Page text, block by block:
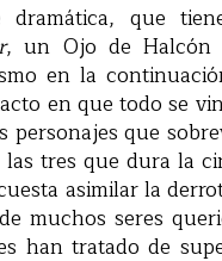
que
, un Ojo de Halcón
en la
en que todo se
que
tres que dura la
asimilar la
muchos seres
han tratado de